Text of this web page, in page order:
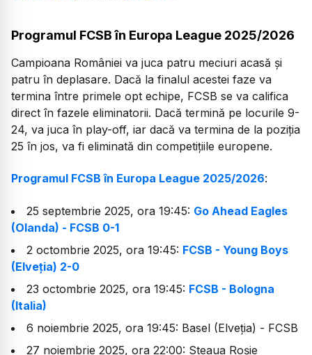
Programul FCSB în Europa League 2025/2026
Campioana României va juca patru meciuri acasă și
patru în deplasare. Dacă la finalul acestei faze va
termina între primele opt echipe, FCSB se va califica
direct în fazele eliminatorii. Dacă termină pe locurile 9-
24, va juca în play-off, iar dacă va termina de la poziția
25 în jos, va fi eliminată din competițiile europene.
Programul FCSB în Europa League 2025/2026:
25 septembrie 2025, ora 19:45: Go Ahead Eagles
(Olanda) - FCSB 0-1
2 octombrie 2025, ora 19:45: FCSB - Young Boys
(Elveția) 2-0
23 octombrie 2025, ora 19:45: FCSB - Bologna
(Italia)
6 noiembrie 2025, ora 19:45: Basel (Elveția) - FCSB
27 noiembrie 2025, ora 22:00: Steaua Roșie